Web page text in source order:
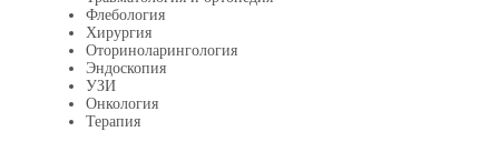
Флебология
Хирургия
Оториноларингология
Эндоскопия
УЗИ
Онкология
Терапия